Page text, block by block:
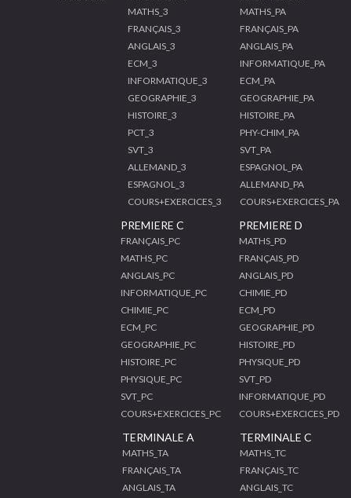
MATHS_3
FRANÇAIS_3
ANGLAIS_3
ECM_3
INFORMATIQUE_3
GEOGRAPHIE_3
HISTOIRE_3
PCT_3
SVT_3
ALLEMAND_3
ESPAGNOL_3
COURS+EXERCICES_3
MATHS_PA
FRANÇAIS_PA
ANGLAIS_PA
INFORMATIQUE_PA
ECM_PA
GEOGRAPHIE_PA
HISTOIRE_PA
PHY-CHIM_PA
SVT_PA
ESPAGNOL_PA
ALLEMAND_PA
COURS+EXERCICES_PA
PREMIERE C
FRANÇAIS_PC
MATHS_PC
ANGLAIS_PC
INFORMATIQUE_PC
CHIMIE_PC
ECM_PC
GEOGRAPHIE_PC
HISTOIRE_PC
PHYSIQUE_PC
SVT_PC
COURS+EXERCICES_PC
PREMIERE D
MATHS_PD
FRANÇAIS_PD
ANGLAIS_PD
CHIMIE_PD
ECM_PD
GEOGRAPHIE_PD
HISTOIRE_PD
PHYSIQUE_PD
SVT_PD
INFORMATIQUE_PD
COURS+EXERCICES_PD
TERMINALE A
MATHS_TA
FRANÇAIS_TA
ANGLAIS_TA
TERMINALE C
MATHS_TC
FRANÇAIS_TC
ANGLAIS_TC